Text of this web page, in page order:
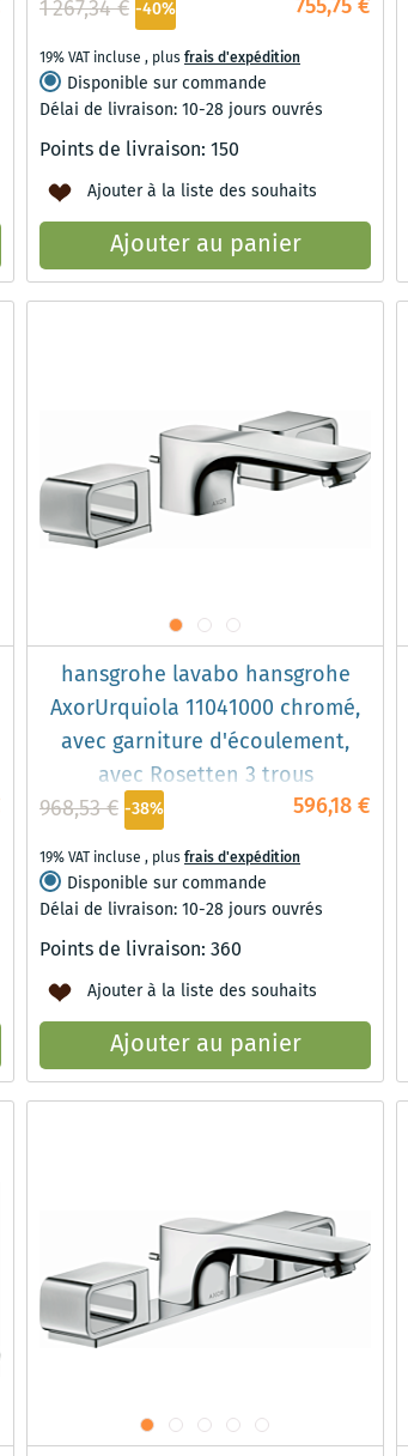
1 267,34 € -40%
19% VAT incluse , plusfrais d'expédition
Disponible sur commande
Délai de livraison: 10-28 jours ouvrés
Points de livraison: 150
Ajouter à la liste des souhaits
Ajouter au panier
hansgrohe lavabo hansgrohe
AxorUrquiola 11041000 chromé,
avec garniture d'écoulement,
avec Rosetten 3 trous
596,18 €
968,53 € -38%
19% VAT incluse , plusfrais d'expédition
Disponible sur commande
Délai de livraison: 10-28 jours ouvrés
Points de livraison: 360
Ajouter à la liste des souhaits
Ajouter au panier